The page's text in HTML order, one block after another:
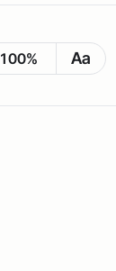
100% Aa